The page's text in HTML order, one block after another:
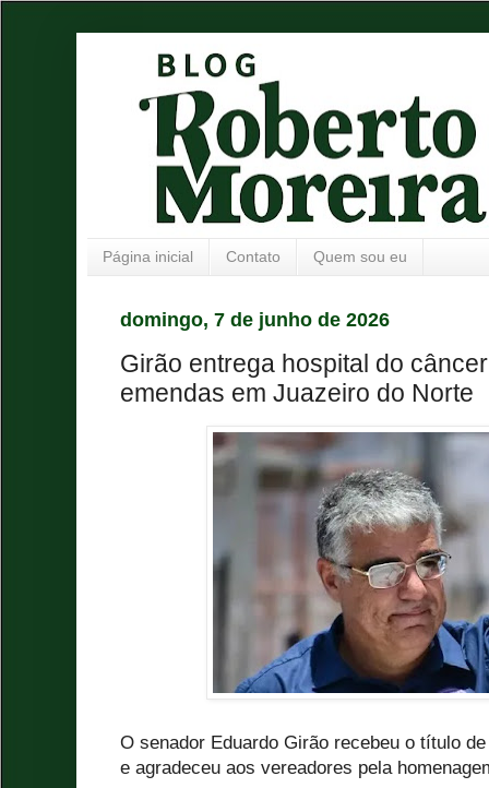
Página inicial Contato Quem sou eu
domingo, 7 de junho de 2026
Girão entrega hospital do
emendas em Juazeiro do Norte
O senador Eduardo Girão recebeu o título
e agradeceu aos vereadores pela